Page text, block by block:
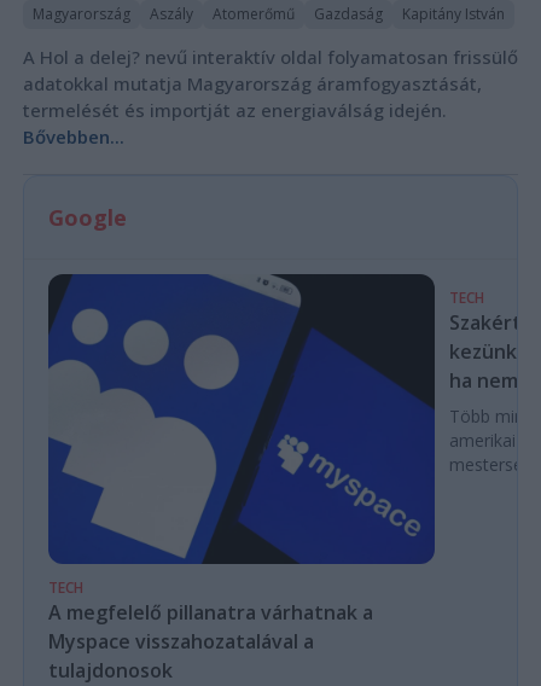
Magyarország Aszály Atomerőmű Gazdaság Kapitány István
A Hol a delej? nevű interaktív oldal folyamatosan frissülő
adatokkal mutatja Magyarország áramfogyasztását,
termelését és importját az energiaválság idején.
Bővebben...
Google
TECH
A megfelelő pillanatra várhatnak a
Myspace visszahozatalával a
tulajdonosok
TECH
ha nem
Több mint
amerikai